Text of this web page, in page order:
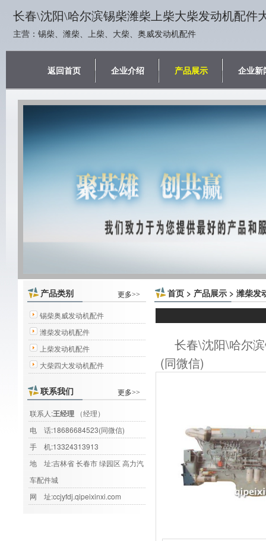
长春\沈阳\哈尔滨锡柴潍柴上柴大柴发动机配件
主营：锡柴、潍柴、上柴、大柴、奥威发动机配件
返回首页 企业介绍 产品展示 企业新
更多>>
产品类别
锡柴奥威发动机配件
潍柴发动机配件
上柴发动机配件
大柴四大发动机配件
更多>>
联系我们
联系人:王经理 （经理）
电 话:18686684523(同微信)
手 机:13324313913
地 址:吉林省 长春市 绿园区 高力汽
车配件城
网 址:ccjyfdj.qipeixinxi.com
首页 > 产品展示 > 潍柴发
长春\沈阳\哈尔
(同微信)